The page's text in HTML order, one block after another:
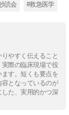
読会 #救急医学
やすく伝えること
際の臨床現場で役
す。短くも要点を
となっているのが
た、実用的かつ深